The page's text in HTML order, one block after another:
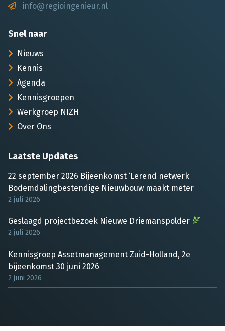
info@regioingenieur.nl
Snel naar
Nieuws
Kennis
Agenda
Kennisgroepen
Werkgroep NIZH
Over Ons
Laatste Updates
22 september 2026 Bijeenkomst ‘Lerend netwerk
Bodemdalingbestendige Nieuwbouw maakt meter
2 juli 2026
Geslaagd projectbezoek Nieuwe Driemanspolder
2 juli 2026
Kennisgroep Assetmanagement Zuid-Holland, 2e
bijeenkomst 30 juni 2026
2 juni 2026